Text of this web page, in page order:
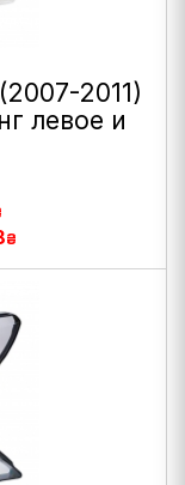
2011)
левое и
₴